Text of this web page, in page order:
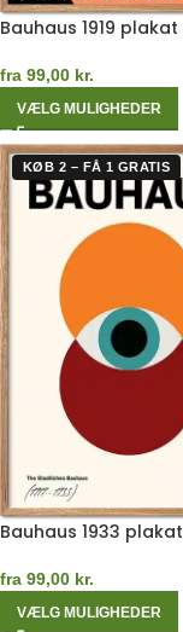
Bauhaus 1919 plakat
fra 99,00 kr.
VÆLG MULIGHEDER
KØB 2 – FÅ 1 GRATIS
Bauhaus 1933 plakat
fra 99,00 kr.
VÆLG MULIGHEDER